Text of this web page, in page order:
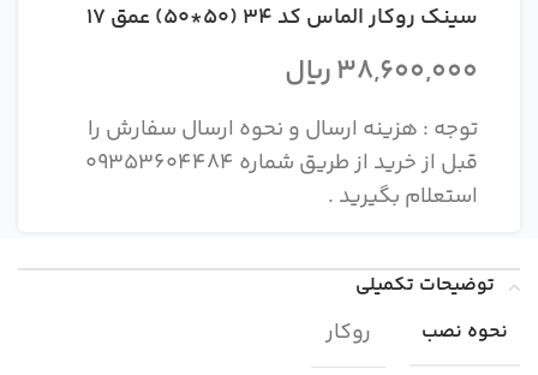
سینک روکار الماس کد 34 (50*50) عمق 17
38,600,000ریال
توجه : هزینه ارسال و نحوه ارسال سفارش را
قبل از خرید از طریق شماره 09353604484
استعلام بگیرید .
توضیحات تکمیلی
نحوه نصب
روکار